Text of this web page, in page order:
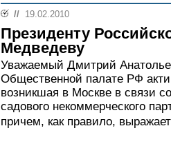
// 19.02.2010
Президенту
Медведеву
Уважаемый Дмитрий
Общественной палате РФ
возникшая в Москве в связи
садового некоммерческого
причем, как правило,